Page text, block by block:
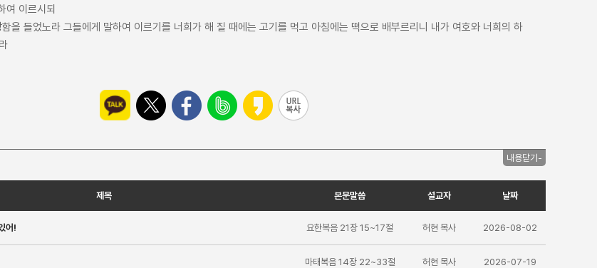
여 이르시되
을 들었노라 그들에게 말하여 이르기를 너희가 해 질 때에는 고기를 먹고 아침에는 떡으로 배부르리니 내가 여호와 너희의 하
내용닫기-
제목 본문말씀 설교자 날짜
어! 요한복음 21장 15~17절 허현 목사 2026-08-02
마태복음 14장 22~33절 허현 목사 2026-07-19